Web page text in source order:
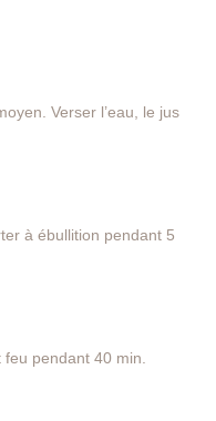
Verser l’eau, le jus
à ébullition pendant 5
pendant 40 min.